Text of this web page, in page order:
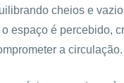
cheios e
espaço é percebido,
a circulação.